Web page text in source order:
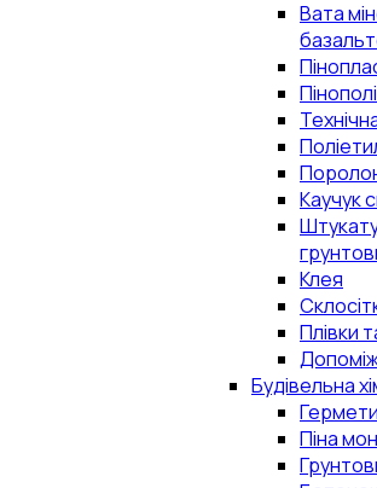
Вата
Каучук
Клея
Плівки
Будівельна
Піна